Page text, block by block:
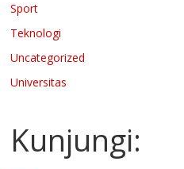
Sport
Teknologi
Uncategorized
Universitas
Kunjungi: